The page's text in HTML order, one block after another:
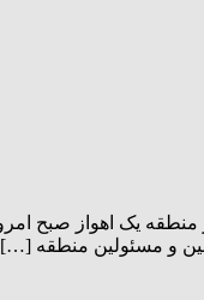
و مسئولین منطقه […]